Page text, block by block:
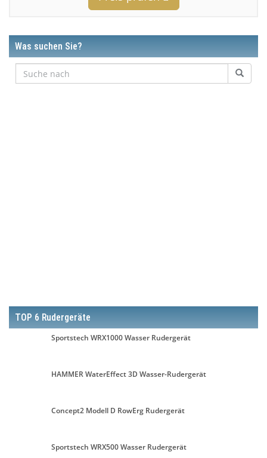
Was suchen Sie?
TOP 6 Rudergeräte
Sportstech WRX1000 Wasser Rudergerät
HAMMER WaterEffect 3D Wasser-Rudergerät
Concept2 Modell D RowErg Rudergerät
Sportstech WRX500 Wasser Rudergerät